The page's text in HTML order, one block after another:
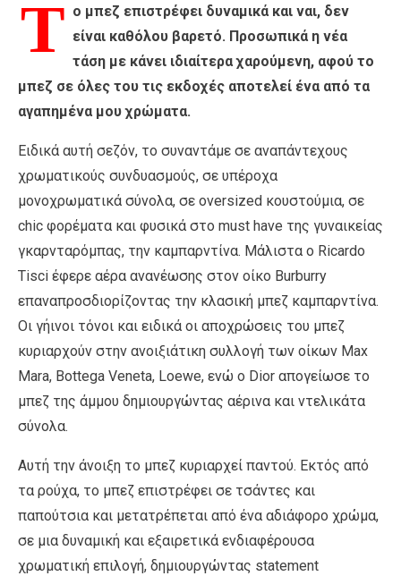
T o μπεζ επιστρέφει δυναμικά και ναι, δεν
είναι καθόλου βαρετό. Προσωπικά η νέα
τάση με κάνει ιδιαίτερα χαρούμενη, αφού το
μπεζ σε όλες του τις εκδοχές αποτελεί ένα από τα
αγαπημένα μου χρώματα.
Ειδικά αυτή σεζόν, το συναντάμε σε αναπάντεχους
χρωματικούς συνδυασμούς, σε υπέροχα
μονοχρωματικά σύνολα, σε oversized κουστούμια, σε
chic φορέματα και φυσικά στο must have της γυναικείας
γκαρνταρόμπας, την καμπαρντίνα. Μάλιστα ο Ricardo
Tisci έφερε αέρα ανανέωσης στον οίκο Burburry
επαναπροσδιορίζοντας την κλασική μπεζ καμπαρντίνα.
Οι γήινοι τόνοι και ειδικά οι αποχρώσεις του μπεζ
κυριαρχούν στην ανοιξιάτικη συλλογή των οίκων Max
Mara, Bottega Veneta, Loewe, ενώ ο Dior απογείωσε το
μπεζ της άμμου δημιουργώντας αέρινα και ντελικάτα
σύνολα.
Αυτή την άνοιξη το μπεζ κυριαρχεί παντού. Εκτός από
τα ρούχα, το μπεζ επιστρέφει σε τσάντες και
παπούτσια και μετατρέπεται από ένα αδιάφορο χρώμα,
σε μια δυναμική και εξαιρετικά ενδιαφέρουσα
χρωματική επιλογή, δημιουργώντας statement